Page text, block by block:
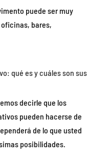
puede ser muy
bares,
qué es y cuáles son sus
decirle que los
pueden hacerse de
de lo que usted
posibilidades.